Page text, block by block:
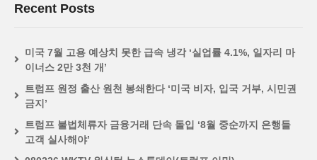
Recent Posts
미국 7월 고용 예상치 못한 급속 냉각 ‘실업률 4.1%, 일자리 마
이너스 2만 3천 개’
트럼프 원정 출산 원천 봉쇄한다 ‘미국 비자, 입국 거부, 시민권
금지’
트럼프 불법체류자 금융거래 단속 돌입 ‘8월 중순까지 은행들
고객 실사해야’